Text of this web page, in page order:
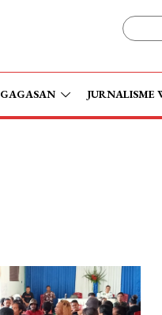
GAGASAN JURNALISME